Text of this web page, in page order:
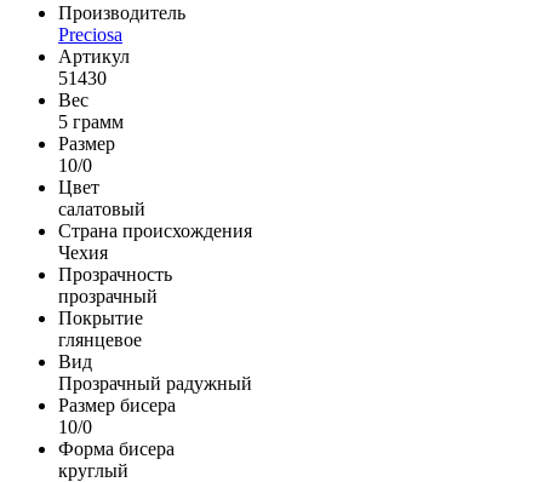
Производитель
Preciosa
Артикул
51430
Вес
5 грамм
Размер
10/0
Цвет
салатовый
Страна происхождения
Чехия
Прозрачность
прозрачный
Покрытие
глянцевое
Вид
Прозрачный радужный
Размер бисера
10/0
Форма бисера
круглый